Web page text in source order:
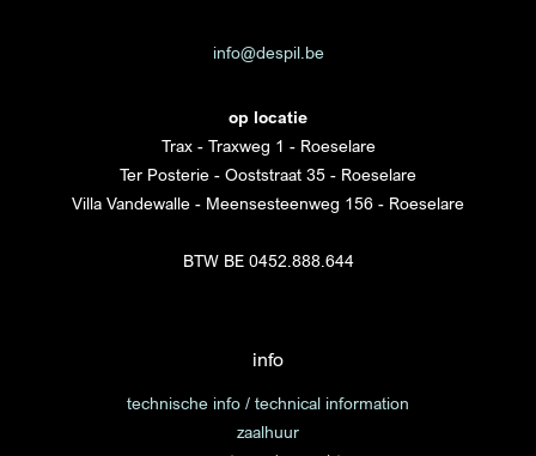
info@despil.be
op locatie
Trax - Traxweg 1 - Roeselare
Ter Posterie - Ooststraat 35 - Roeselare
Villa Vandewalle - Meensesteenweg 156 - Roeselare
BTW BE 0452.888.644
info
technische info / technical information
zaalhuur